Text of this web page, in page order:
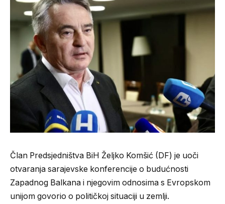
Član Predsjedništva BiH Željko Komšić (DF) je uoči
otvaranja sarajevske konferencije o budućnosti
Zapadnog Balkana i njegovim odnosima s Evropskom
unijom govorio o političkoj situaciji u zemlji.